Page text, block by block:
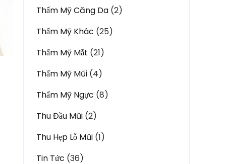
Thẩm Mỹ Căng Da (2)
Thẩm Mỹ Khác (25)
Thẩm Mỹ Mắt (21)
Thẩm Mỹ Mũi (4)
Thẩm Mỹ Ngực (8)
Thu Đầu Mũi (2)
Thu Hẹp Lỗ Mũi (1)
Tin Tức (36)